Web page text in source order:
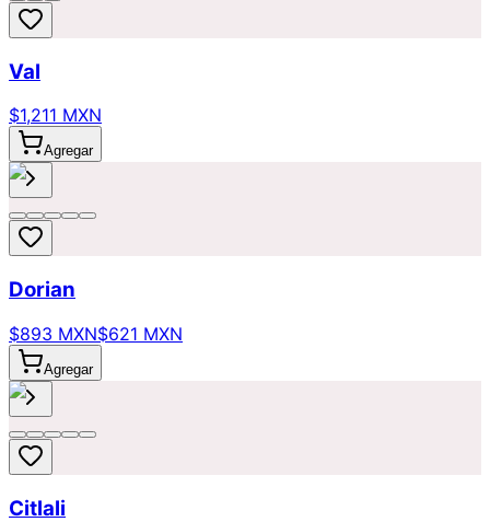
Val
$1,211 MXN
Agregar
Dorian
$893 MXN$621 MXN
Agregar
Citlali